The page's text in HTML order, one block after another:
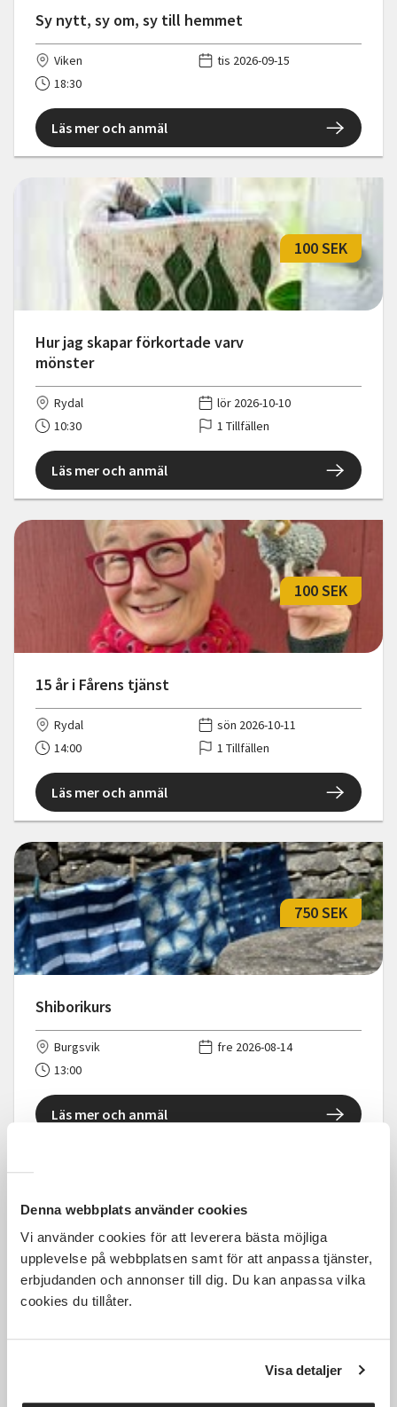
Denna webbplats använder cookies
Vi använder cookies för att leverera bästa möjliga
upplevelse på webbplatsen samt för att anpassa tjänster,
erbjudanden och annonser till dig. Du kan anpassa vilka
cookies du tillåter.
Visa detaljer
Sy nytt, sy om, sy till hemmet
Viken
tis 2026-09-15
18:30
Läs mer och anmäl
Hur jag skapar förkortade varv
mönster
100 SEK
Rydal
lör 2026-10-10
10:30
1 Tillfällen
Läs mer och anmäl
15 år i Fårens tjänst
100 SEK
Rydal
sön 2026-10-11
14:00
1 Tillfällen
Läs mer och anmäl
Shiborikurs
750 SEK
Burgsvik
fre 2026-08-14
13:00
Läs mer och anmäl
Kostnadsfri